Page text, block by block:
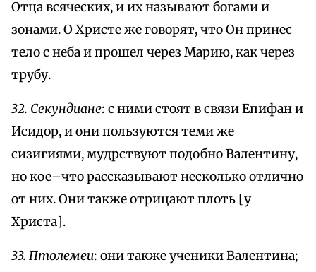
Отца всяческих, и их называют богами и
зонами. О Христе же говорят, что Он принес
тело с неба и прошел через Марию, как через
трубу.
32. Секундиане: с ними стоят в связи Епифан и
Исидор, и они пользуются теми же
сизигиями, мудрствуют подобно Валентину,
но кое–что рассказывают несколько отлично
от них. Они также отрицают плоть [у
Христа].
33. Птолемеи: они также ученики Валентина;